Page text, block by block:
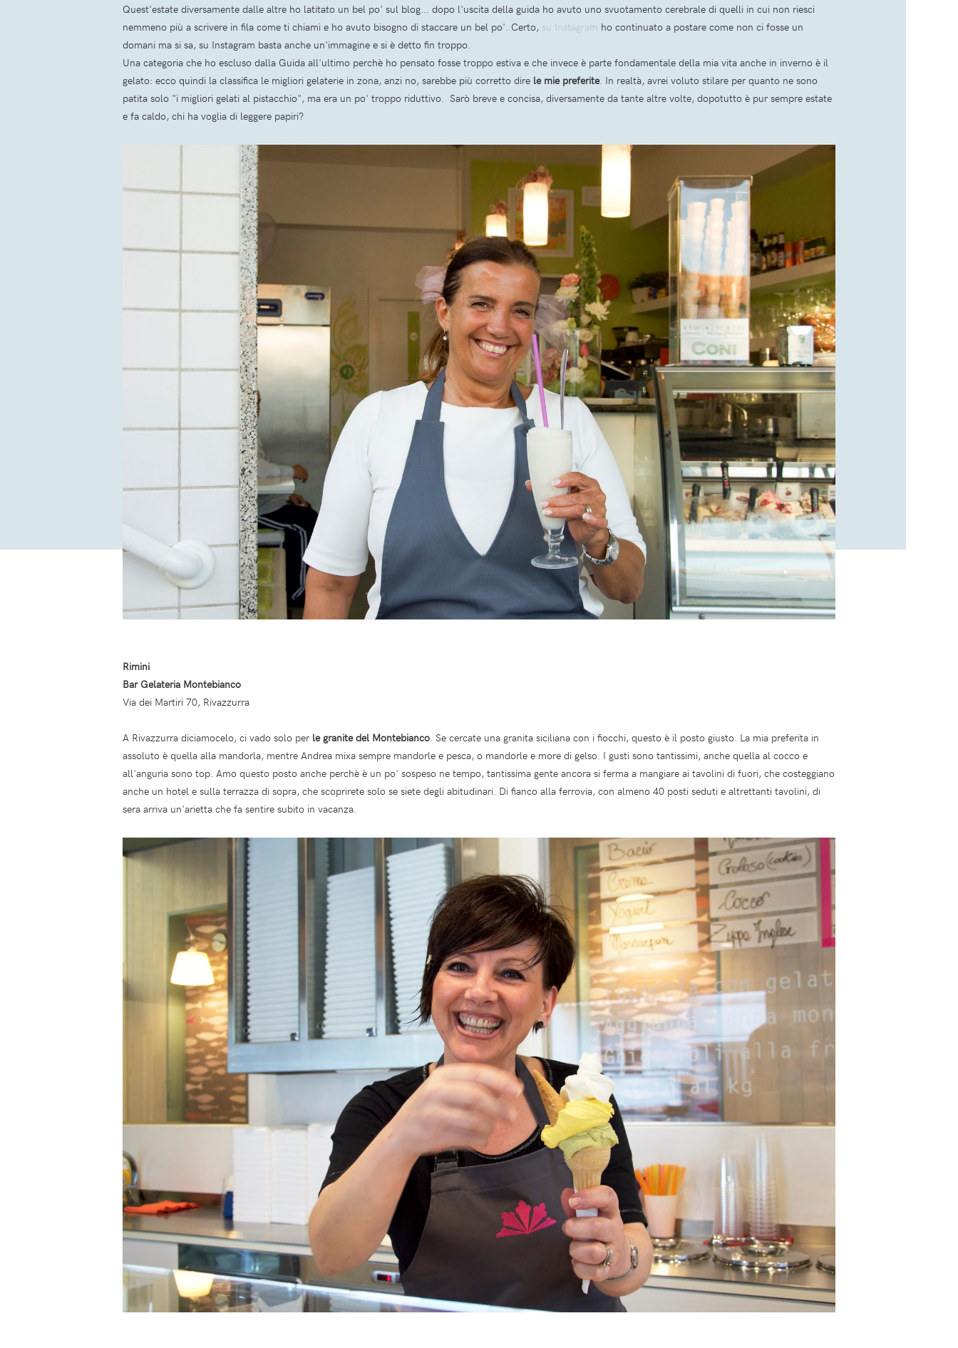
Quest'estate diversamente dalle altre ho latitato un bel po' sul blog... dopo l'uscita della guida ho avuto uno svuotamento cerebrale di quelli in cui non riesci
nemmeno più a scrivere in fila come ti chiami e ho avuto bisogno di staccare un bel po'. Certo, su Instagram ho continuato a postare come non ci fosse un
domani ma si sa, su Instagram basta anche un'immagine e si è detto fin troppo.
Una categoria che ho escluso dalla Guida all'ultimo perchè ho pensato fosse troppo estiva e che invece è parte fondamentale della mia vita anche in inverno è il
gelato: ecco quindi la classifica le migliori gelaterie in zona, anzi no, sarebbe più corretto dire le mie preferite. In realtà, avrei voluto stilare per quanto ne sono
patita solo "i migliori gelati al pistacchio", ma era un po' troppo riduttivo. Sarò breve e concisa, diversamente da tante altre volte, dopotutto è pur sempre estate
e fa caldo, chi ha voglia di leggere papiri?
Rimini
Bar Gelateria Montebianco
Via dei Martiri 70, Rivazzurra
A Rivazzurra diciamocelo, ci vado solo per le granite del Montebianco. Se cercate una granita siciliana con i fiocchi, questo è il posto giusto. La mia preferita in
assoluto è quella alla mandorla, mentre Andrea mixa sempre mandorle e pesca, o mandorle e more di gelso. I gusti sono tantissimi, anche quella al cocco e
all'anguria sono top. Amo questo posto anche perchè è un po' sospeso ne tempo, tantissima gente ancora si ferma a mangiare ai tavolini di fuori, che costeggiano
anche un hotel e sulla terrazza di sopra, che scoprirete solo se siete degli abitudinari. Di fianco alla ferrovia, con almeno 40 posti seduti e altrettanti tavolini, di
sera arriva un'arietta che fa sentire subito in vacanza.